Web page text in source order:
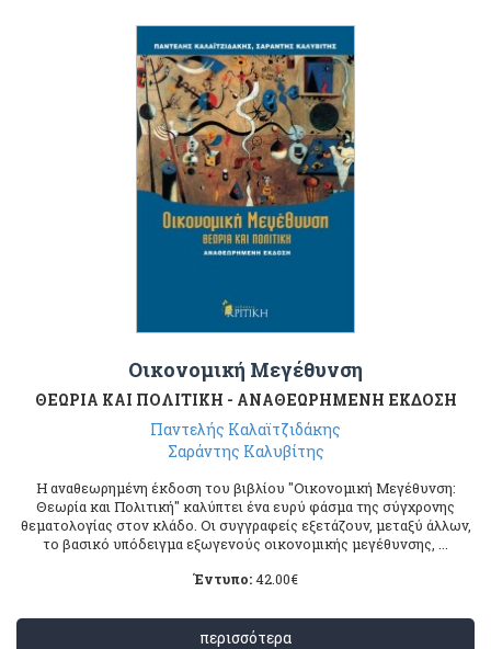
Οικονομική Μεγέθυνση
ΘΕΩΡΙΑ ΚΑΙ ΠΟΛΙΤΙΚΗ - ΑΝΑΘΕΩΡΗΜΕΝΗ ΕΚΔΟΣΗ
Παντελής Καλαϊτζιδάκης
Σαράντης Καλυβίτης
Η αναθεωρημένη έκδοση του βιβλίου "Οικονομική Μεγέθυνση:
Θεωρία και Πολιτική" καλύπτει ένα ευρύ φάσμα της σύγχρονης
θεματολογίας στον κλάδο. Οι συγγραφείς εξετάζουν, μεταξύ άλλων,
το βασικό υπόδειγμα εξωγενούς οικονομικής μεγέθυνσης, ...
Έντυπο:42.00€
περισσότερα